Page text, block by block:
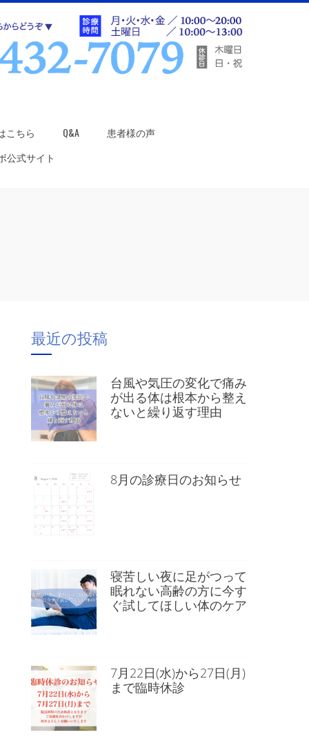
こちら Q&A
患者様の声
公式サイト
最近の投稿
台風や気圧の変化で痛み
が出る体は根本から整え
ないと繰り返す理由
8月の診療日のお知らせ
寝苦しい夜に足がつって
眠れない高齢の方に今す
ぐ試してほしい体のケア
7月22日(水)から27日(月)
まで臨時休診